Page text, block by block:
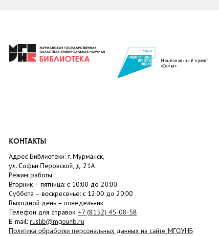
Национальный проект
«Семья»
КОНТАКТЫ
Адрес Библиотеки: г. Мурманск,
ул. Софьи Перовской, д. 21А
Режим работы:
Вторник – пятница: с 10:00 до 20:00
Суббота – воскресенье: c 12:00 до 20:00
Выходной день – понедельник
Телефон для справок: +7 (8152) 45-08-58
E-mail: ruslib@mgounb.ru
Политика обработки персональных данных на сайте МГОУНБ